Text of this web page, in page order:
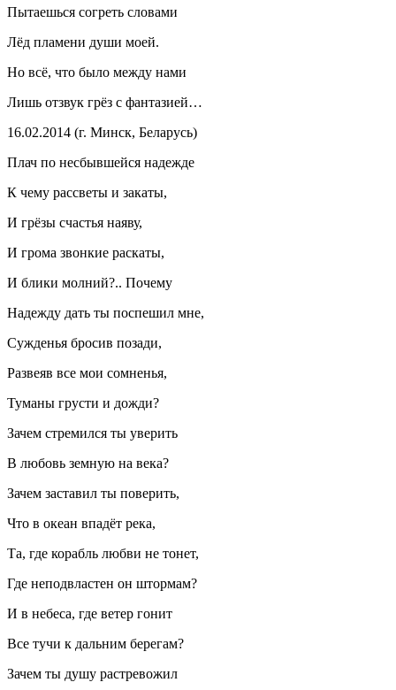
Пытаешься согреть словами
Лёд пламени души моей.
Но всё, что было между нами
Лишь отзвук грёз с фантазией…
16.02.2014 (г. Минск, Беларусь)
Плач по несбывшейся надежде
К чему рассветы и закаты,
И грёзы счастья наяву,
И грома звонкие раскаты,
И блики молний?.. Почему
Надежду дать ты поспешил мне,
Сужденья бросив позади,
Развеяв все мои сомненья,
Туманы грусти и дожди?
Зачем стремился ты уверить
В любовь земную на века?
Зачем заставил ты поверить,
Что в океан впадёт река,
Та, где корабль любви не тонет,
Где неподвластен он штормам?
И в небеса, где ветер гонит
Все тучи к дальним берегам?
Зачем ты душу растревожил